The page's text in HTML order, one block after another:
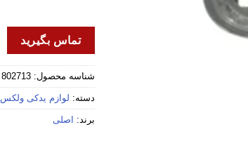
تماس بگیرید
شناسه محصول: 802713
دسته: لوازم یدکی ولکس C30
برند: اصلی